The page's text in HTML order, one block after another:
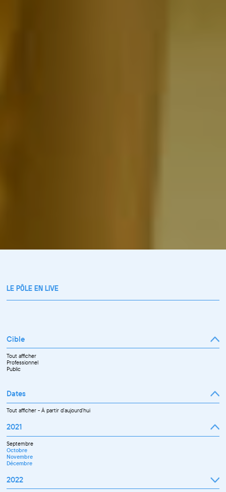
LE PÔLE EN LIVE
Cible
Tout afficher
Professionnel
Public
Dates
Tout afficher-À partir d'aujourd'hui
2021
Septembre
Octobre
Novembre
Décembre
2022